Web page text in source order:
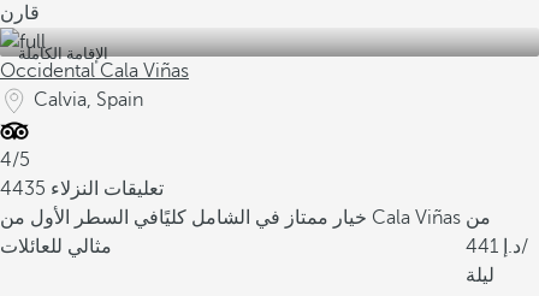
قارن
الإقامة الكاملة
Occidental Cala Viñas
Calvia, Spain
4/5
4435 تعليقات النزلاء
خيار ممتاز في الشامل كليًا في السطر الأول من Cala Viñas
مثالي للعائلات
من
441
/
ليلة